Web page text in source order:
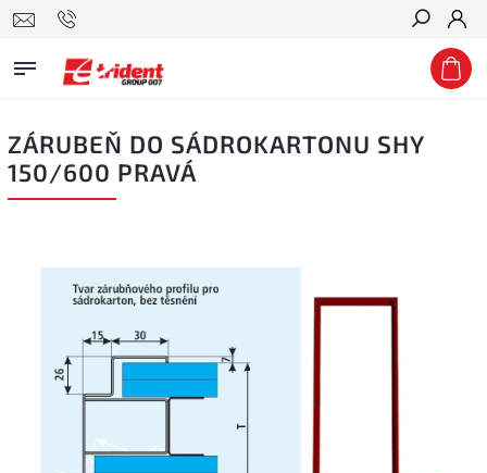
Hledat
ZÁRUBEŇ DO SÁDROKARTONU SHY
150/600 PRAVÁ